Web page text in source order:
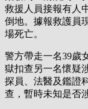
救援人員接報有人
倒地。據報救護員
場死亡。
警方帶走一名39歲
獄扣查另一名懷疑
探員、法醫及鑑證
查，暫時未知是否